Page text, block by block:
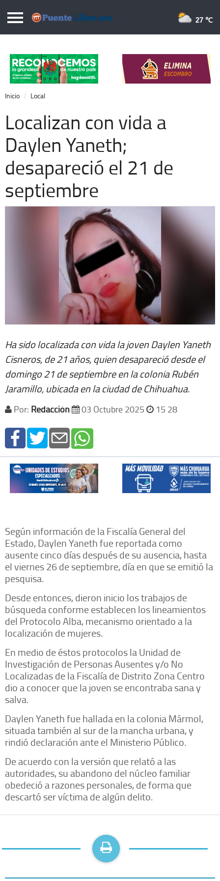
Puentelibre.mx
Local
Nacional
Opinión
Cronos
Economía
Espectáculos
Extra +
27 ℃
Inicio Local
Localizan con vida a
Daylen Yaneth;
desapareció el 21 de
septiembre
Ha sido localizada con vida la joven Daylen Yaneth
Cisneros, de 21 años, quien desapareció desde el
domingo 21 de septiembre en la colonia Rubén
Jaramillo, ubicada en la ciudad de Chihuahua.
Por: Redacción 03 Octubre 2025 15 28
Según información de la Fiscalía General del
Estado, Daylen Yaneth fue reportada como
ausente cinco días después de su ausencia, hasta
el viernes 26 de septiembre, día en que se emitió la
pesquisa.
Desde entonces, dieron inicio los trabajos de
búsqueda conforme establecen los lineamientos
del Protocolo Alba, mecanismo orientado a la
localización de mujeres.
En medio de éstos protocolos la Unidad de
Investigación de Personas Ausentes y/o No
Localizadas de la Fiscalía de Distrito Zona Centro
dio a conocer que la joven se encontraba sana y
salva.
Daylen Yaneth fue hallada en la colonia Mármol,
situada también al sur de la mancha urbana, y
rindió declaración ante el Ministerio Público.
De acuerdo con la versión que relató a las
autoridades, su abandono del núcleo familiar
obedeció a razones personales, de forma que
descartó ser víctima de algún delito.